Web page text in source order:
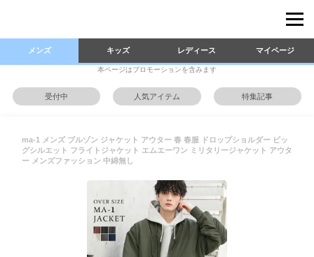
メンズ キッズ レディース マイページ
本ページはプロモーションを含みます
受付中 人気アイテム 特集記事
ma-1 メンズ ブルゾン ジャケット アウター 春 春服 ドロップショルダー ビッ
グシルエット フライトジャケット エムエーワン ミリタリージャケット アウタ
ー メンズファッション 中綿無し